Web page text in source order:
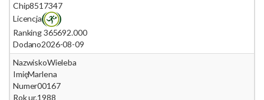
Chip8517347
Licencja
Ranking 365692.000
Dodano2026-08-09
NazwiskoWieleba
ImięMarlena
Numer00167
Rok ur.1988